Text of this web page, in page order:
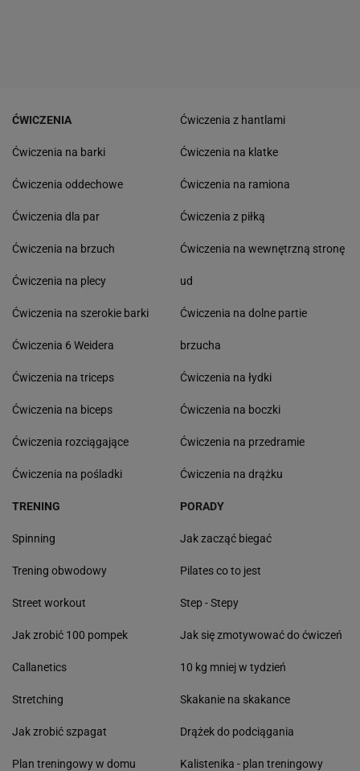
ĆWICZENIA
Ćwiczenia na barki
Ćwiczenia oddechowe
Ćwiczenia dla par
Ćwiczenia na brzuch
Ćwiczenia na plecy
Ćwiczenia na szerokie barki
Ćwiczenia 6 Weidera
Ćwiczenia na triceps
Ćwiczenia na biceps
Ćwiczenia rozciągające
Ćwiczenia na pośladki
Ćwiczenia z hantlami
Ćwiczenia na klatke
Ćwiczenia na ramiona
Ćwiczenia z piłką
Ćwiczenia na wewnętrzną stronę
ud
Ćwiczenia na dolne partie
brzucha
Ćwiczenia na łydki
Ćwiczenia na boczki
Ćwiczenia na przedramie
Ćwiczenia na drążku
TRENING
Spinning
Trening obwodowy
Street workout
Jak zrobić 100 pompek
Callanetics
Stretching
Jak zrobić szpagat
Plan treningowy w domu
PORADY
Jak zacząć biegać
Pilates co to jest
Step - Stepy
Jak się zmotywować do ćwiczeń
10 kg mniej w tydzień
Skakanie na skakance
Drążek do podciągania
Kalistenika - plan treningowy